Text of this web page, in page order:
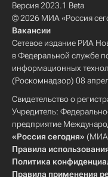
Версия 2023.1 Beta
© 2026 МИА «Россия
Вакансии
Сетевое издание РИА
в Федеральной службе
информационных
(Роскомнадзор) 08
Свидетельство о
Учредитель:
предприятие
«Россия сегодня» (МИА
Правила
Политика
Правила применения